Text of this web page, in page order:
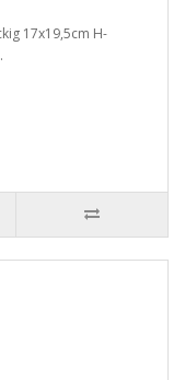
17x19,5cm H-